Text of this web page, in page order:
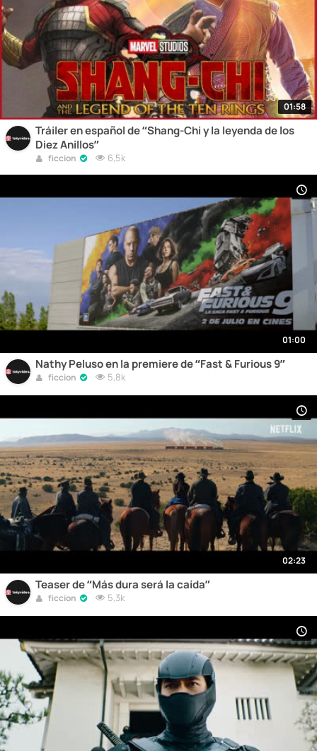
01:58
Tráiler en español de “Shang-Chi y la leyenda de los
Diez Anillos”
ficcion 6,5k
01:00
Nathy Peluso en la premiere de “Fast & Furious 9”
ficcion 5,8k
02:23
Teaser de “Más dura será la caída”
ficcion 5,3k